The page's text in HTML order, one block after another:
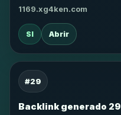
1169.xg4ken.com
SI Abrir
#29
Backlink generado 29